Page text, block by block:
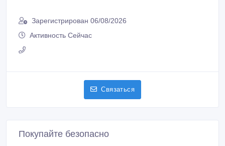
Зарегистрирован 06/08/2026
Активность Сейчас
Связаться
Покупайте безопасно